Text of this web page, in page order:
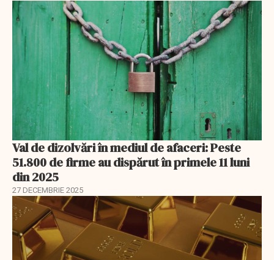
Val de dizolvări în mediul de afaceri: Peste
51.800 de firme au dispărut în primele 11 luni
din 2025
27 DECEMBRIE 2025